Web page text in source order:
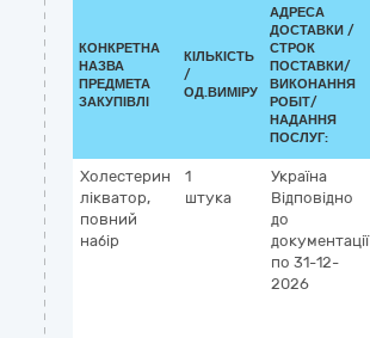
КОНКРЕТНА
НАЗВА
ПРЕДМЕТА
ЗАКУПІВЛІ
КІЛЬКІСТЬ
/
ОД.ВИМІРУ
АДРЕСА
ДОСТАВКИ /
СТРОК
ПОСТАВКИ/
ВИКОНАННЯ
РОБІТ/
НАДАННЯ
ПОСЛУГ:
Холестерин
лікватор,
повний
набір
1
штука
Україна
Відповідно
до
документації
по 31-12-
2026